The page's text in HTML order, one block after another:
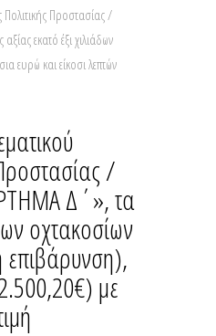
Προστασίας /
εκατό έξι χιλιάδων
ευρώ και είκοσι λεπτών
/
Δ΄», τα
οχτακοσίων
με